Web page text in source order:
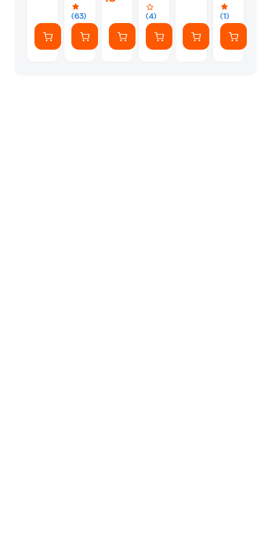
Silver
Blue
(63)
Fi -
Space
Black
(4)
with
MagSafe
and
Camera
Fi -
Silver
(1)